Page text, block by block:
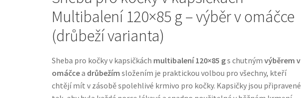
Multibalení 120×85 g – výběr v omáčce
(drůbeží varianta)
Sheba pro kočky v kapsičkách multibalení 120×85 gs chutným výběrem v
omáčcea drůbežím složením je praktickou volbou pro všechny, kteří
chtějí mít v zásobě spolehlivé krmivo pro kočky. Kapsičky jsou připravené